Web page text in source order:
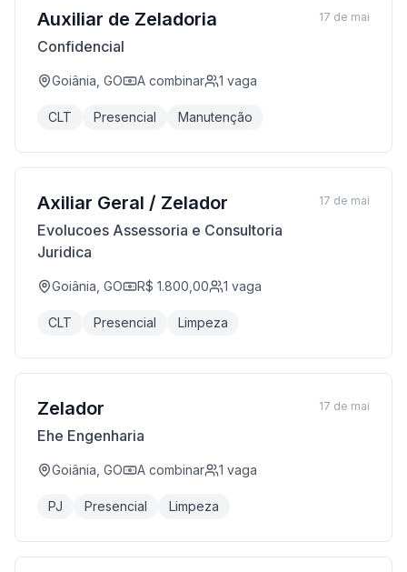
Auxiliar de Zeladoria
Confidencial
Goiânia, GO A combinar 1 vaga
CLT Presencial Manutenção
17 de mai
Axiliar Geral / Zelador
Evolucoes Assessoria e Consultoria
Juridica
Goiânia, GO R$ 1.800,00 1 vaga
CLT Presencial Limpeza
17 de mai
Zelador
Ehe Engenharia
Goiânia, GO A combinar 1 vaga
PJ Presencial Limpeza
17 de mai